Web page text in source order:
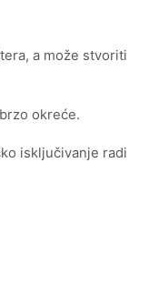
a može stvoriti
okreće.
isključivanje radi